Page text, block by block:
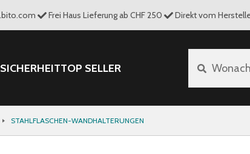
Frei Haus Lieferung ab CHF 250 Direkt vom
SICHERHEITTOP SELLER
STAHLFLASCHEN-WANDHALTERUNGEN